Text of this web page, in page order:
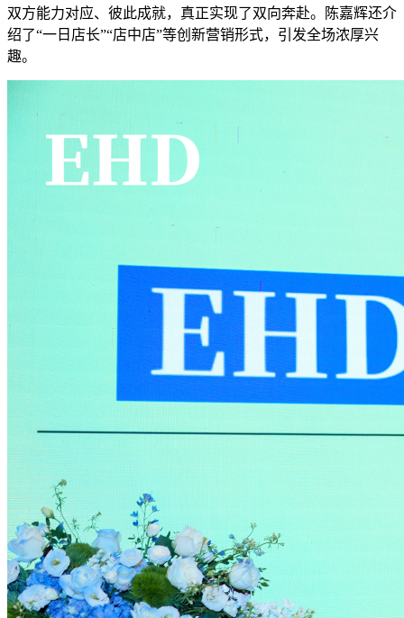
双方能力对应、彼此成就，真正实现了双向奔赴。陈嘉辉还介
绍了“一日店长”“店中店”等创新营销形式，引发全场浓厚兴
趣。